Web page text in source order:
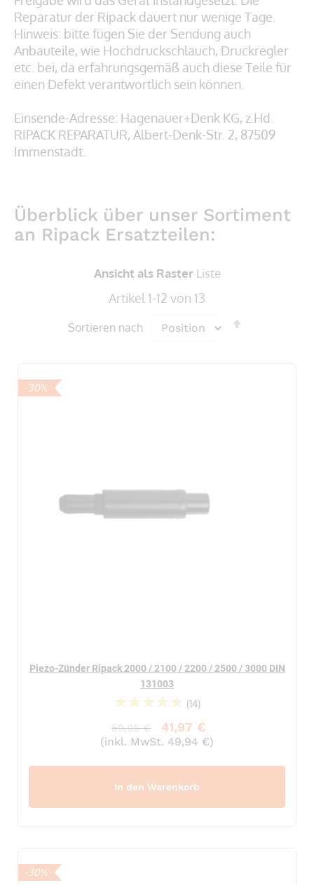
Reparatur der Ripack dauert nur wenige Tage.
Hinweis: bitte fügen Sie der Sendung auch
Anbauteile, wie Hochdruckschlauch, Druckregler
etc. bei, da erfahrungsgemäß auch diese Teile für
einen Defekt verantwortlich sein können.
Einsende-Adresse: Hagenauer+Denk KG, z.Hd.
RIPACK REPARATUR, Albert-Denk-Str. 2, 87509
Immenstadt.
Überblick über unser Sortiment
an Ripack Ersatzteilen:
Ansicht als Raster Liste
Artikel 1-12 von 13
Sortieren nach
-30%
Piezo-Zünder Ripack 2000 / 2100 / 2200 / 2500 / 3000 DIN
131003
95%
(14)
59,95 € 41,97 €
(inkl. MwSt. 49,94 €)
In den Warenkorb
-30%